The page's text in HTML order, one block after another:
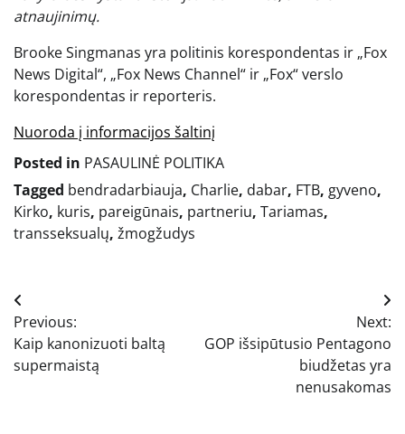
atnaujinimų.
Brooke Singmanas yra politinis korespondentas ir „Fox
News Digital“, „Fox News Channel“ ir „Fox“ verslo
korespondentas ir reporteris.
Nuoroda į informacijos šaltinį
Posted in PASAULINĖ POLITIKA
Tagged bendradarbiauja, Charlie, dabar, FTB, gyveno,
Kirko, kuris, pareigūnais, partneriu, Tariamas,
transseksualų, žmogžudys
Navigacija
tarp
įrašų
Previous:
Kaip kanonizuoti baltą
supermaistą
Next:
GOP išsipūtusio Pentagono
biudžetas yra
nenusakomas